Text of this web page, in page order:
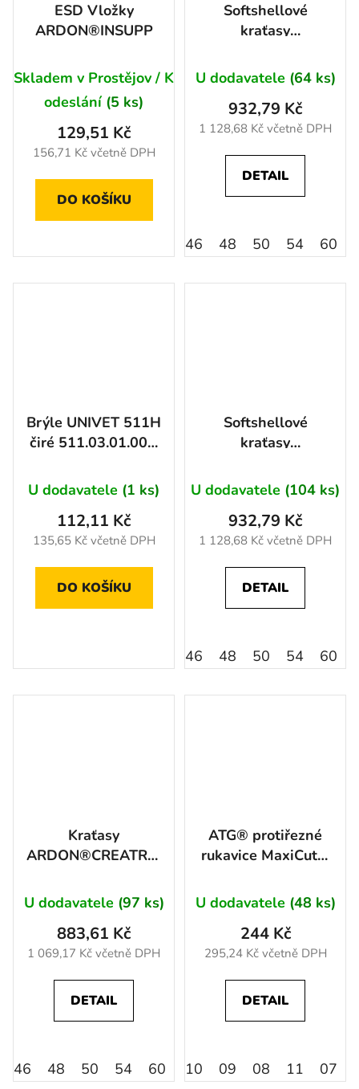
ESD Vložky
ARDON®INSUPP
Skladem v Prostějov / K
odeslání (5 ks)
156,71 Kč včetně DPH
129,51 Kč
DO KOŠÍKU
Softshellové
kraťasy
modrá neon 46
U dodavatele (64 ks)
1 128,68 Kč včetně DPH
932,79 Kč
DETAIL
46 48 50 54 60
Brýle UNIVET 511H
čiré 511.03.01.00H
U dodavatele (1 ks)
135,65 Kč včetně DPH
112,11 Kč
DO KOŠÍKU
Softshellové
kraťasy
černá neon 46
U dodavatele (104 ks)
1 128,68 Kč včetně DPH
932,79 Kč
DETAIL
46 48 50 54 60
Kraťasy
ARDON®CREATRON®CAMO
U dodavatele (97 ks)
1 069,17 Kč včetně DPH
883,61 Kč
DETAIL
46 48 50 54 60 56 64 52 58 62
ATG® protiřezné
rukavice MaxiCut®
07/S 07
U dodavatele (48 ks)
295,24 Kč včetně DPH
244 Kč
DETAIL
10 09 08 11 07